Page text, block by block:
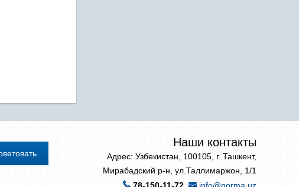
Наши контакты
Адрес: Узбекистан, 100105, г. Ташкент,
Мирабадский р-н, ул.Таллимаржон, 1/1